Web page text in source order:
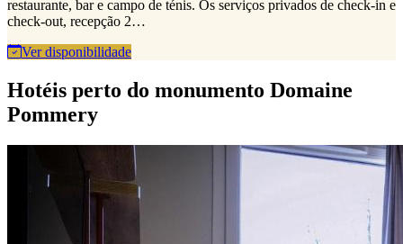
restaurante, bar e campo de ténis. Os serviços privados de check-in e
check-out, recepção 2…
Ver disponibilidade
Hotéis perto do monumento Domaine
Pommery